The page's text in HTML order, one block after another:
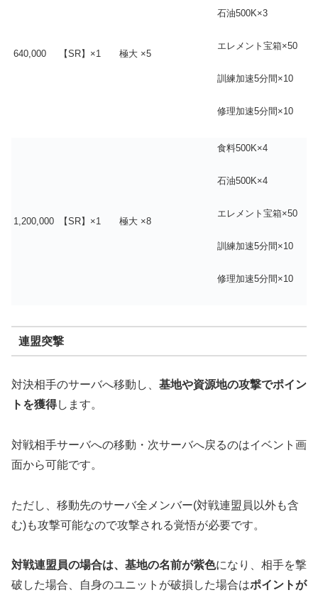
640,000 【SR】×1 極大 ×5
石油500K×3
エレメント宝箱×50
訓練加速5分間×10
修理加速5分間×10
1,200,000 【SR】×1 極大 ×8
食料500K×4
石油500K×4
エレメント宝箱×50
訓練加速5分間×10
修理加速5分間×10
連盟突撃
対決相手のサーバへ移動し、 基地や資源地の攻撃でポイン
トを獲得します。
対戦相手サーバへの移動・次サーバへ戻るのはイベント画
面から可能です。
ただし、移動先のサーバ全メンバー(対戦連盟員以外も含
む)も攻撃可能なので攻撃される覚悟が必要です。
対戦連盟員の場合は、基地の名前が紫色になり、相手を撃
破した場合、自身のユニットが破損した場合はポイントが